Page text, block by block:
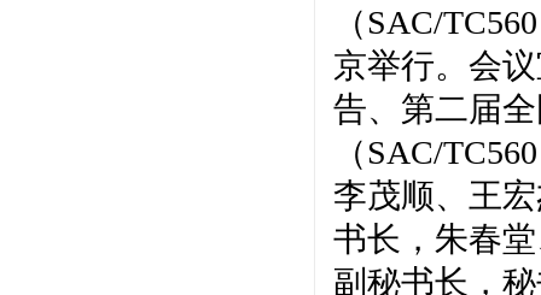
（SAC/
京举行。会
告、第二届
（SAC/
李茂顺、王
书长，朱春
副秘书长，